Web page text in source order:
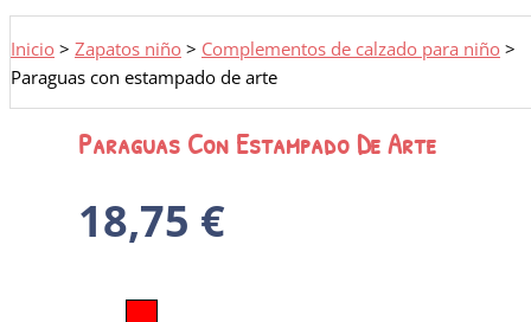
Inicio > Zapatos niño > Complementos de calzado para niño >
Paraguas con estampado de arte
Paraguas Con Estampado De Arte
18,75 €